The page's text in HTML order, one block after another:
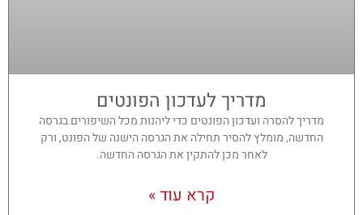
מדריך לעדכון הפונטים
מדריך להסרה ועדכון הפונטים כדי ליהנות מכל השיפורים בגרסה
החדשה, מומלץ להסיר תחילה את הגרסה הישנה של הפונט, ורק
לאחר מכן להתקין את הגרסה החדשה.
קרא עוד »